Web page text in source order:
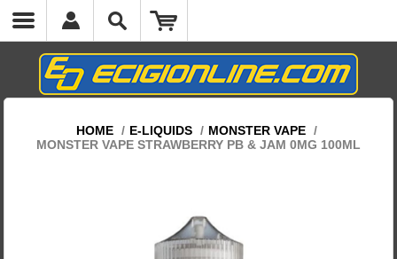
HOME / E-LIQUIDS / MONSTER VAPE /
MONSTER VAPE STRAWBERRY PB & JAM 0MG 100ML